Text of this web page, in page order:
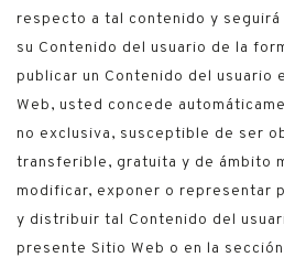
respecto a tal contenido y
su Contenido del usuario de la
publicar un Contenido del usuario
Web, usted concede
no exclusiva, susceptible de ser
transferible, gratuita y de ámbito
modificar, exponer o representar
y distribuir tal Contenido del
presente Sitio Web o en la